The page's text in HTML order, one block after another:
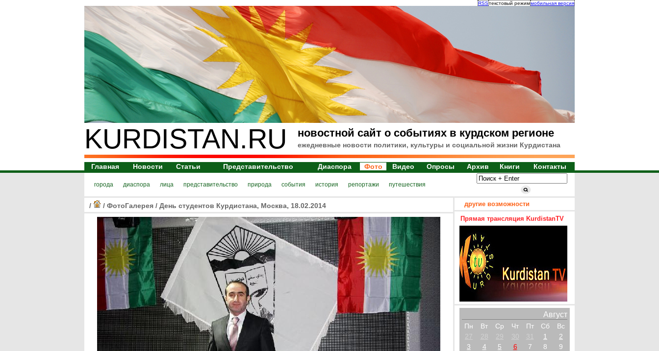
RSSтекстовый режиммобильная версия
KURDISTAN.RU новостной сайт о событиях в курдском регионе
ежедневные новости политики, культуры и социальной жизни Курдистана
Главная Новости Статьи Представительство Диаспора Фото Видео Опросы Архив Книги Контакты
города диаспора лица представительство природа события история репортажи путешествия
/ / ФотоГалерея / День студентов Курдистана, Москва, 18.02.2014
другие возможности
Прямая трансляция KurdistanTV
Август
Пн Вт Ср Чт Пт Сб
Вс
27
28 29 30 31 1
2
3
4 5 6 7 8
9